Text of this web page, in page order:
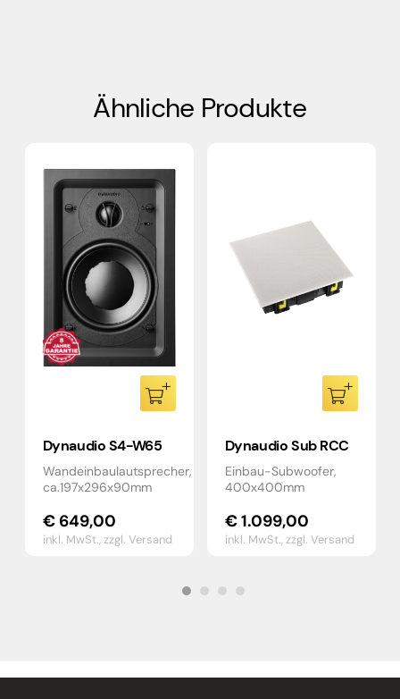
Ähnliche Produkte
Dynaudio S4-W65
Wandeinbaulautsprecher,
ca.197x296x90mm
€649,00
inkl. MwSt.,zzgl. Versand
Dynaudio Sub RCC
Einbau-Subwoofer,
400x400mm
€1.099,00
inkl. MwSt.,zzgl. Versand